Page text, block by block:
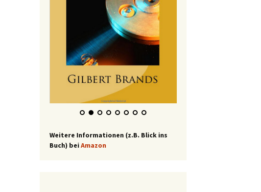
Weitere Informationen (z.B. Blick ins
Buch) bei Amazon